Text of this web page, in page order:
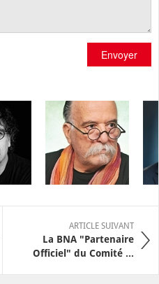
Envoyer
ARTICLE SUIVANT
La BNA "Partenaire
Officiel" du Comité ...